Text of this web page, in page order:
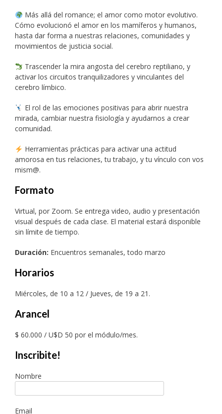
Más allá del romance; el amor como motor evolutivo.
Cómo evolucionó el amor en los mamíferos y humanos,
hasta dar forma a nuestras relaciones, comunidades y
movimientos de justicia social.
Trascender la mira angosta del cerebro reptiliano, y
activar los circuitos tranquilizadores y vinculantes del
cerebro límbico.
El rol de las emociones positivas para abrir nuestra
mirada, cambiar nuestra fisiología y ayudarnos a crear
comunidad.
Herramientas prácticas para activar una actitud
amorosa en tus relaciones, tu trabajo, y tu vínculo con vos
mism@.
Formato
Virtual, por Zoom. Se entrega video, audio y presentación
visual después de cada clase. El material estará disponible
sin límite de tiempo.
Duración: Encuentros semanales, todo marzo
Horarios
Miércoles, de 10 a 12 / Jueves, de 19 a 21.
Arancel
$ 60.000 / U$D 50 por el módulo/mes.
Inscribite!
Nombre
Email